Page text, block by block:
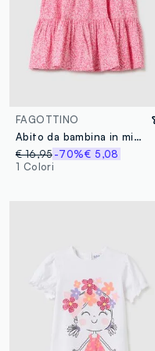
FAGOTTINO
Abito da bambina in misto cotone rosa regular fit
€ 16,95-70%€ 5,08
1 Colori